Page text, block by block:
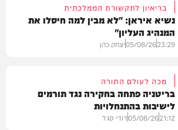
בריאיון לתקשורת הממלכתית
נשיא איראן: "לא מבין למה חיסלו את
המנהיג העליון"
23:29
05/08/26יצחק כהן
מכה לעולם התורה
בריטניה פתחה בחקירה נגד תורמים
לישיבות בהתנחלויות
21:12
05/08/26דודי סגל